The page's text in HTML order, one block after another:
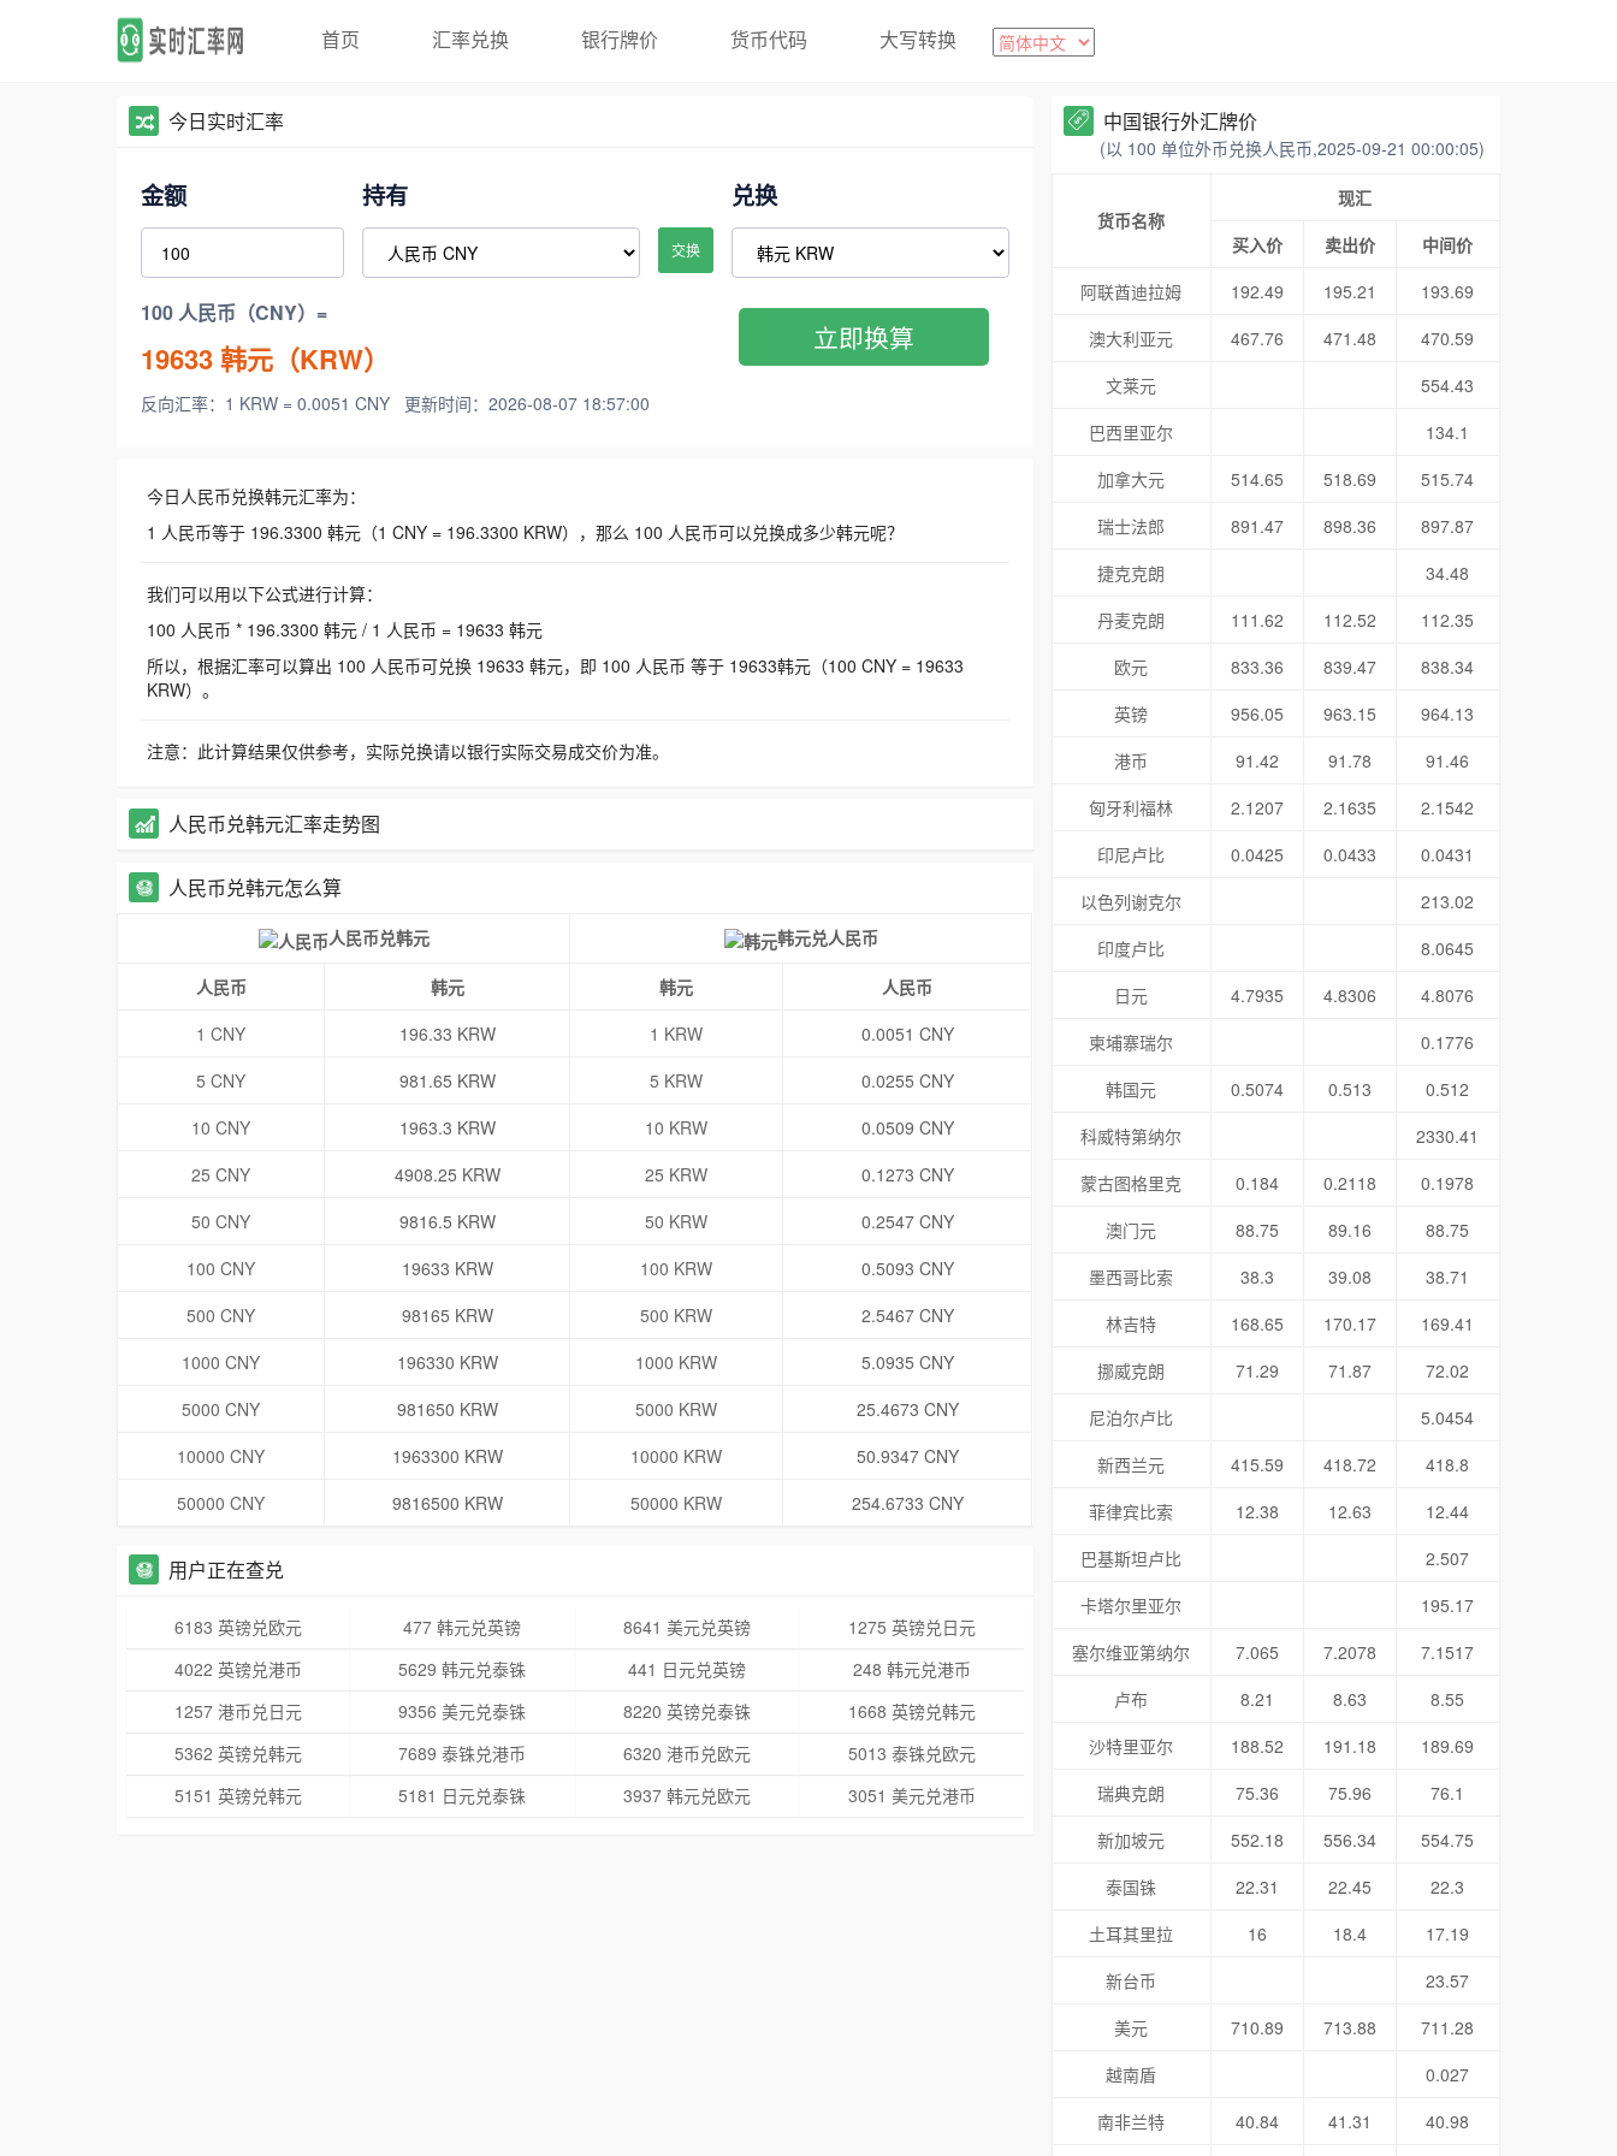
首页 汇率兑换 银行牌价 货币代码 大写转换
今日实时汇率
金额 持有
交换
兑换
100 人民币（CNY）=
19633韩元（KRW）
反向汇率：1 KRW = 0.0051 CNY 更新时间：2026-08-07 18:57:00
立即换算
今日人民币兑换韩元汇率为：
1 人民币等于 196.3300 韩元（1 CNY = 196.3300 KRW），那么 100 人民币可以兑换成多少韩元呢？
我们可以用以下公式进行计算：
100 人民币 * 196.3300 韩元 / 1 人民币 = 19633 韩元
所以，根据汇率可以算出 100 人民币可兑换 19633 韩元，即 100 人民币 等于 19633韩元（100 CNY = 19633
KRW）。
注意：此计算结果仅供参考，实际兑换请以银行实际交易成交价为准。
人民币兑韩元汇率走势图
人民币兑韩元怎么算
人民币兑韩元 韩元兑人民币
人民币 韩元 韩元
人民币
1 CNY
196.33 KRW 1 KRW
0.0051 CNY
5 CNY
981.65 KRW 5 KRW
0.0255 CNY
10 CNY
1963.3 KRW 10 KRW
0.0509 CNY
25 CNY
4908.25 KRW 25 KRW
0.1273 CNY
50 CNY
9816.5 KRW 50 KRW
0.2547 CNY
100 CNY
19633 KRW 100 KRW
0.5093 CNY
500 CNY
98165 KRW 500 KRW
2.5467 CNY
1000 CNY
196330 KRW 1000 KRW
5.0935 CNY
5000 CNY
981650 KRW 5000 KRW
25.4673 CNY
10000 CNY
1963300 KRW 10000 KRW
50.9347 CNY
50000 CNY
9816500 KRW 50000 KRW 254.6733 CNY
用户正在查兑
6183 英镑兑欧元 477 韩元兑英镑 8641 美元兑英镑
1275 英镑兑日元
4022 英镑兑港币
5629 韩元兑泰铢 441 日元兑英镑
248 韩元兑港币
1257 港币兑日元
9356 美元兑泰铢 8220 英镑兑泰铢
1668 英镑兑韩元
5362 英镑兑韩元
7689 泰铢兑港币 6320 港币兑欧元
5013 泰铢兑欧元
5151 英镑兑韩元
5181 日元兑泰铢 3937 韩元兑欧元 3051 美元兑港币
中国银行外汇牌价
(以 100 单位外币兑换人民币,2025-09-21 00:00:05)
货币名称
现汇
买入价
卖出价
中间价
阿联酋迪拉姆
192.49 195.21
193.69
澳大利亚元
467.76 471.48
470.59
文莱元
554.43
巴西里亚尔
134.1
加拿大元
514.65 518.69
515.74
瑞士法郎
891.47 898.36
897.87
捷克克朗
34.48
丹麦克朗
111.62 112.52
112.35
欧元
833.36 839.47
838.34
英镑
956.05 963.15
964.13
港币
91.42 91.78
91.46
匈牙利福林
2.1207 2.1635
2.1542
印尼卢比
0.0425 0.0433
0.0431
以色列谢克尔
213.02
印度卢比
8.0645
日元
4.7935 4.8306
4.8076
柬埔寨瑞尔
0.1776
韩国元
0.5074 0.513
0.512
科威特第纳尔
2330.41
蒙古图格里克
0.184 0.2118
0.1978
澳门元
88.75 89.16
88.75
墨西哥比索
38.3 39.08
38.71
林吉特
168.65 170.17
169.41
挪威克朗
71.29 71.87
72.02
尼泊尔卢比
5.0454
新西兰元
415.59 418.72
418.8
菲律宾比索
12.38 12.63
12.44
巴基斯坦卢比
2.507
卡塔尔里亚尔
195.17
塞尔维亚第纳尔
7.065 7.2078
7.1517
卢布
8.21 8.63
8.55
沙特里亚尔
188.52 191.18
189.69
瑞典克朗
75.36 75.96
76.1
新加坡元
552.18 556.34
554.75
泰国铢
22.31 22.45
22.3
土耳其里拉
16 18.4
17.19
新台币
23.57
美元
710.89 713.88
711.28
越南盾
0.027
南非兰特
40.84 41.31 40.98